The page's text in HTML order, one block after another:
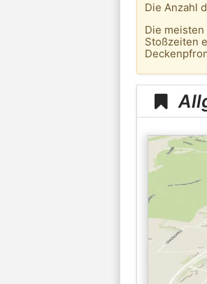
Die Anzahl
Die
Stoßzeiten